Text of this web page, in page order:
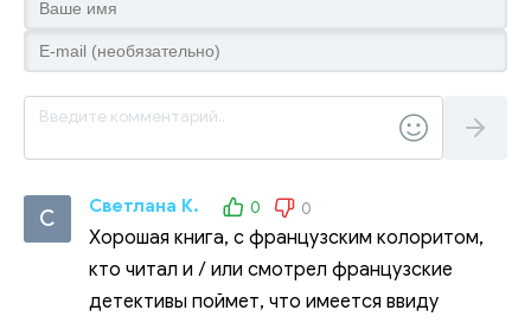
С Светлана К. 0 0
Хорошая книга, с французским колоритом,
кто читал и / или смотрел французские
детективы поймет, что имеется ввиду